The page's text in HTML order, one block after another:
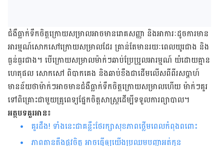
ជំងឺធ្លាក់ទឹកចិត្តក្រោយសម្រាលអាចមានរោគសញ្ញា និងអាការៈដូចការមាន
អារម្មណ៍សោកសៅ​ក្រោយសម្រាលដែរ គ្រាន់តែមានរយៈពេលយូរជាង និង
ធ្ងន់ធ្ងរជាង។ បើក្រោយសម្រាល​ម៉ាក់ៗ​ឆាប់ប្រែប្រួលអារម្មណ៍ យំដោយគ្មាន
ហេតុផល សោកសៅ ពិបាកគេង និងឆាប់ខឹងជាដើម​លើស​ពីពីរសប្តាហ៍
មានន័យថាម៉ាក់ៗអាចមានជំងឺធ្លាក់ទឹកចិត្តក្រោយសម្រាលហើយ ម៉ាក់ៗគួរ​
ទៅ​ពិគ្រោះជាមួយគ្រូពេទ្យផ្នែកចិត្តសាស្រ្តដើម្បីទទួលការព្យាបាល។
អត្ថបទគួរអាន៖
គួរដឹង! ទាំងនេះជាគន្លឹះថែរក្សាសុខភាពថ្លើមពេលកំពុងពពោះ
ភាពតានតឹងផ្លូវចិត្ត អាចធ្វើឲ្យ​យើងប្រឈមបញ្ហាអត់កូន